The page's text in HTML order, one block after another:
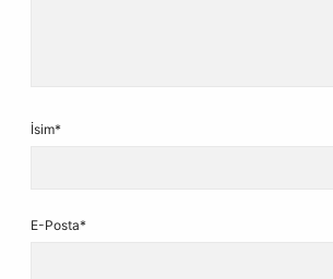
İsim*
E-Posta*